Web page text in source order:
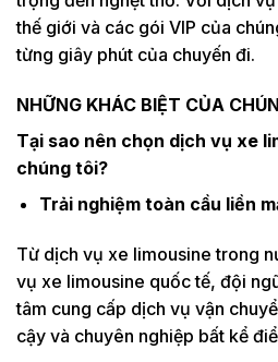
thế giới và các gói VIP của
từng giây phút của chuyến đi.
NHỮNG KHÁC BIỆT CỦA
Tại sao nên chọn dịch vụ xe
chúng tôi?
Trải nghiệm toàn cầu liền
Từ dịch vụ xe limousine trong
vụ xe limousine quốc tế, đội
tâm cung cấp dịch vụ vận
cậy và chuyên nghiệp bất kể